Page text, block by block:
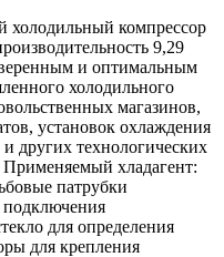
холодильный компрессор
9,29
и оптимальным
холодильного
магазинов,
установок охлаждения
других технологических
хладагент:
патрубки
подключения
для определения
для крепления